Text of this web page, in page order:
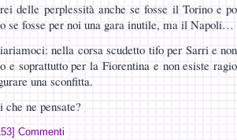
delle perplessità anche se fosse il Torino e
se fosse per noi una gara inutile, ma il Napoli…
nella corsa scudetto tifo per Sarri e
e soprattutto per la Fiorentina e non esiste
una sconfitta.
che ne pensate?
Commenti